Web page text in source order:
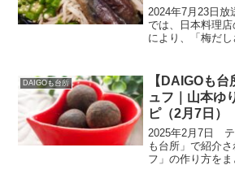
さんのレシピ
2024年7月23日
では、日本料理
により、「梅だ
い麺がぴったり
られて、具だ...
DAIGOも台所
【DAIGOも
ュフ｜山本ゆ
ピ（2月7日）
2025年2月7日
も台所」で紹介
フ」の作り方を